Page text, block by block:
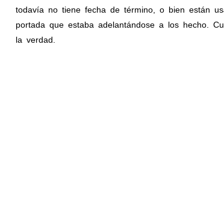
todavía no tiene fecha de término, o bien están
portada que estaba adelantándose a los hecho.
la verdad.